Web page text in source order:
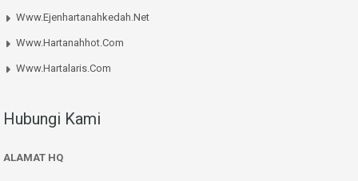
Www.ejenhartanahkedah.net
Www.hartanahhot.com
Www.hartalaris.com
Hubungi Kami
ALAMAT HQ